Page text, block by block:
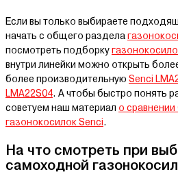
Если вы только выбираете
начать с общего раздела
посмотреть подборку
внутри линейки можно открыть
более производительную Senci
LMA22S04. А чтобы быстро понять
советуем наш материал о
газонокосилок Senci.
На что смотреть при
самоходной